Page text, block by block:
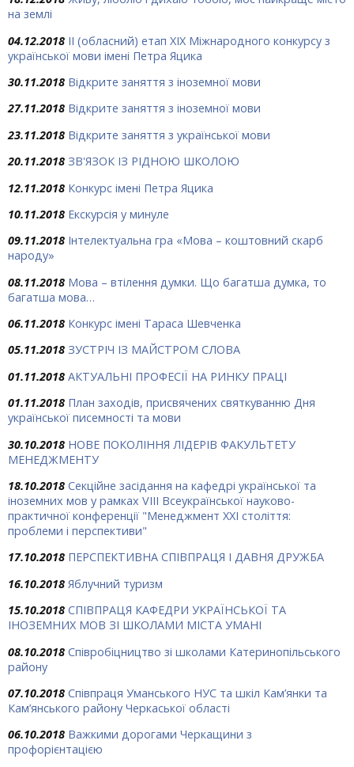
на землі
04.12.2018 ІІ (обласний) етап ХІХ Міжнародного конкурсу з
української мови імені Петра Яцика
30.11.2018 Відкрите заняття з іноземної мови
27.11.2018 Відкрите заняття з іноземної мови
23.11.2018 Відкрите заняття з української мови
20.11.2018 ЗВ'ЯЗОК ІЗ РІДНОЮ ШКОЛОЮ
12.11.2018 Конкурс імені Петра Яцика
10.11.2018 Екскурсія у минуле
09.11.2018 Інтелектуальна гра «Мова – коштовний скарб
народу»
08.11.2018 Мова – втілення думки. Що багатша думка, то
багатша мова…
06.11.2018 Конкурс імені Тараса Шевченка
05.11.2018 ЗУСТРІЧ ІЗ МАЙСТРОМ СЛОВА
01.11.2018 АКТУАЛЬНІ ПРОФЕСІЇ НА РИНКУ ПРАЦІ
01.11.2018 План заходів, присвячених святкуванню Дня
української писемності та мови
30.10.2018 НОВЕ ПОКОЛІННЯ ЛІДЕРІВ ФАКУЛЬТЕТУ
МЕНЕДЖМЕНТУ
18.10.2018 Секційне засідання на кафедрі української та
іноземних мов у рамках VІІІ Всеукраїнської науково-
практичної конференції "Менеджмент ХХІ століття:
проблеми і перспективи"
17.10.2018 ПЕРСПЕКТИВНА СПІВПРАЦЯ І ДАВНЯ ДРУЖБА
16.10.2018 Яблучний туризм
15.10.2018 СПІВПРАЦЯ КАФЕДРИ УКРАЇНСЬКОЇ ТА
ІНОЗЕМНИХ МОВ ЗІ ШКОЛАМИ МІСТА УМАНІ
08.10.2018 Співробіцництво зі школами Катеринопільського
району
07.10.2018 Співпраця Уманського НУС та шкіл Кам’янки та
Кам’янського району Черкаської області
06.10.2018 Важкими дорогами Черкащини з
профорієнтацією